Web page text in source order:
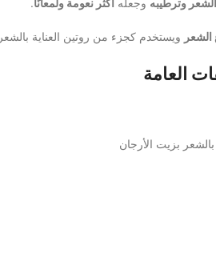
الشعر ويستخدم كجزء من روتين العناية
العامة
بزيت الأرجان